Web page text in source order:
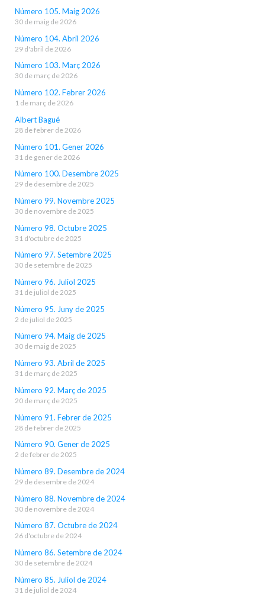
Número 105. Maig 2026
30 de maig de 2026
Número 104. Abril 2026
29 d'abril de 2026
Número 103. Març 2026
30 de març de 2026
Número 102. Febrer 2026
1 de març de 2026
Albert Bagué
28 de febrer de 2026
Número 101. Gener 2026
31 de gener de 2026
Número 100. Desembre 2025
29 de desembre de 2025
Número 99. Novembre 2025
30 de novembre de 2025
Número 98. Octubre 2025
31 d'octubre de 2025
Número 97. Setembre 2025
30 de setembre de 2025
Número 96. Juliol 2025
31 de juliol de 2025
Número 95. Juny de 2025
2 de juliol de 2025
Número 94. Maig de 2025
30 de maig de 2025
Número 93. Abril de 2025
31 de març de 2025
Número 92. Març de 2025
20 de març de 2025
Número 91. Febrer de 2025
28 de febrer de 2025
Número 90. Gener de 2025
2 de febrer de 2025
Número 89. Desembre de 2024
29 de desembre de 2024
Número 88. Novembre de 2024
30 de novembre de 2024
Número 87. Octubre de 2024
26 d'octubre de 2024
Número 86. Setembre de 2024
30 de setembre de 2024
Número 85. Juliol de 2024
31 de juliol de 2024